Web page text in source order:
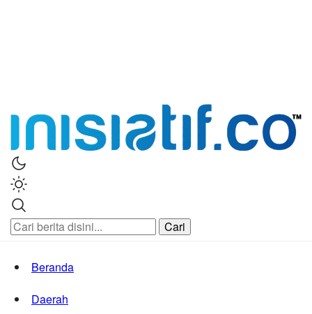
Inisiatif.co
Stay Connected Stay Informed
Cari
Beranda
Daerah